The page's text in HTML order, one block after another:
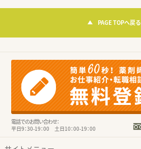
PAGE TOPへ戻る
電話でのお問い合わせ：
平日9：30-19：00 土日10：00-19：00